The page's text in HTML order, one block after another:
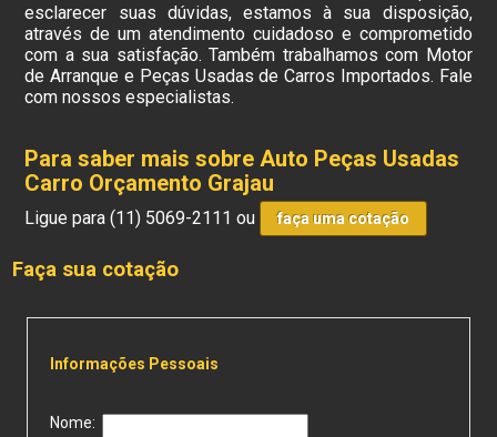
esclarecer suas dúvidas, estamos à sua disposição,
através de um atendimento cuidadoso e comprometido
com a sua satisfação. Também trabalhamos com Motor
de Arranque e Peças Usadas de Carros Importados. Fale
com nossos especialistas.
Para saber mais sobre Auto Peças Usadas
Carro Orçamento Grajau
Ligue para(11) 5069-2111 ou faça uma cotação
Faça sua cotação
Informações Pessoais
Nome: